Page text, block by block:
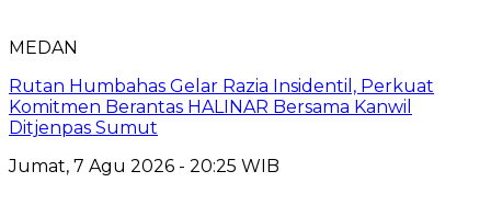
MEDAN
Rutan Humbahas Gelar Razia Insidentil, Perkuat
Komitmen Berantas HALINAR Bersama Kanwil
Ditjenpas Sumut
Jumat, 7 Agu 2026 - 20:25 WIB